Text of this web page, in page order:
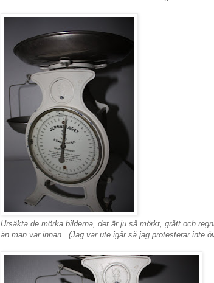
Ursäkta de mörka bilderna, det är ju så mörkt, grått och
än man var innan.. (Jag var ute igår så jag protesterar inte